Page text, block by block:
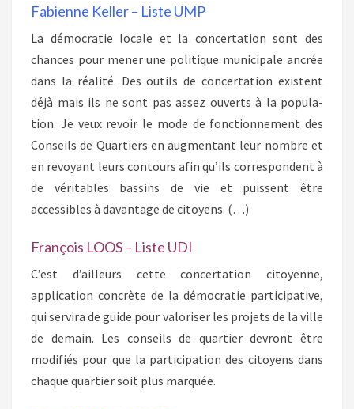
Fabienne Keller – Liste UMP
La démocratie locale et la concertation sont des
chances pour mener une politique municipale ancrée
dans la réalité. Des outils de concertation existent
déjà mais ils ne sont pas assez ouverts à la popula-
tion. Je veux revoir le mode de fonctionnement des
Conseils de Quartiers en augmentant leur nombre et
en revoyant leurs contours afin qu’ils correspondent à
de véritables bassins de vie et puissent être
accessibles à davantage de citoyens. (…)
François LOOS – Liste UDI
C’est d’ailleurs cette concertation citoyenne,
application concrète de la démocratie participative,
qui servira de guide pour valoriser les projets de la ville
de demain. Les conseils de quartier devront être
modifiés pour que la participation des citoyens dans
chaque quartier soit plus marquée.